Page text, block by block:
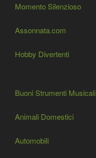
Momento Silenzioso
Assonnata.com
Hobby Divertenti
Buoni Strumenti Musicali
Animali Domestici
Automobili